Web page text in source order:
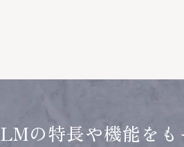
の特長や機能をも